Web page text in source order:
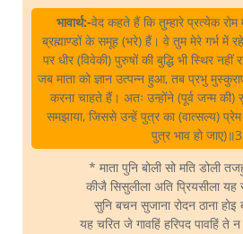
भावार्थ:-वेद कहते हैं कि तुम्हारे प्रत्येक
ब्रह्माण्डों के समूह (भरे) हैं। वे तुम मेरे गर्भ में
पर धीर (विवेकी) पुरुषों की बुद्धि भी स्थिर नहीं
जब माता को ज्ञान उत्पन्न हुआ, तब प्रभु
करना चाहते हैं। अतः उन्होंने (पूर्व जन्म
समझाया, जिससे उन्हें पुत्र का (वात्सल्य) प्रेम
पुत्र भाव हो
* माता पुनि बोली सो मति डोली
कीजै सिसुलीला अति प्रियसीला
सुनि बचन सुजाना रोदन ठाना
यह चरित जे गावहिं हरिपद पावहिं ते